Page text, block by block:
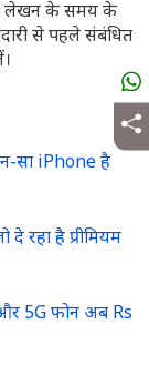
लेखन के समय के
से पहले संबंधित
सा iPhone है
रहा है प्रीमियम
5G फोन अब Rs